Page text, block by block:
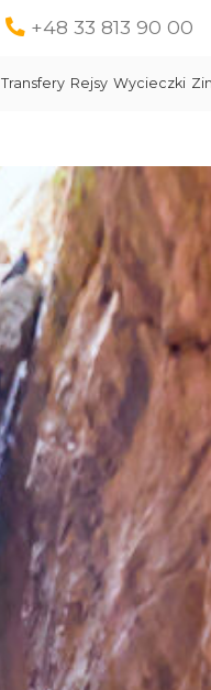
+48 33 813 90 00
Transfery Rejsy Wycieczki